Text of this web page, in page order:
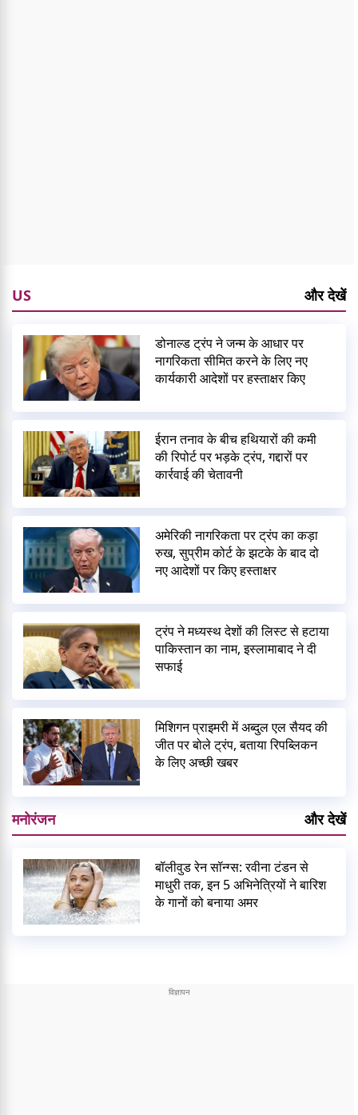
US और देखें
डोनाल्ड ट्रंप ने जन्म के आधार पर
नागरिकता सीमित करने के लिए नए
कार्यकारी आदेशों पर हस्ताक्षर किए
ईरान तनाव के बीच हथियारों की कमी
की रिपोर्ट पर भड़के ट्रंप, गद्दारों पर
कार्रवाई की चेतावनी
अमेरिकी नागरिकता पर ट्रंप का कड़ा
रुख, सुप्रीम कोर्ट के झटके के बाद दो
नए आदेशों पर किए हस्ताक्षर
ट्रंप ने मध्यस्थ देशों की लिस्ट से हटाया
पाकिस्तान का नाम, इस्लामाबाद ने दी
सफाई
मिशिगन प्राइमरी में अब्दुल एल सैयद की
जीत पर बोले ट्रंप, बताया रिपब्लिकन
के लिए अच्छी खबर
मनोरंजन और देखें
बॉलीवुड रेन सॉन्ग्स: रवीना टंडन से
माधुरी तक, इन 5 अभिनेत्रियों ने बारिश
के गानों को बनाया अमर